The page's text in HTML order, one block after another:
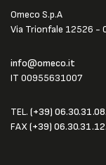
Omeco S.p.A
Via Trionfale 12526 -
info@omeco.it
IT 00955631007
TEL. (+39)
FAX(+39)